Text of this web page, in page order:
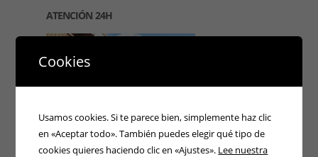
ATENCIÓN 24H
Cookies
Usamos cookies. Si te parece bien, simplemente haz clic
en «Aceptar todo». También puedes elegir qué tipo de
cookies quieres haciendo clic en «Ajustes». Lee nuestra